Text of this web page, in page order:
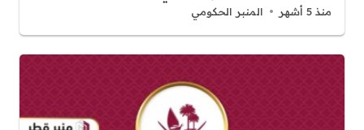
منذ 5 أشهر المنبر الحكومي